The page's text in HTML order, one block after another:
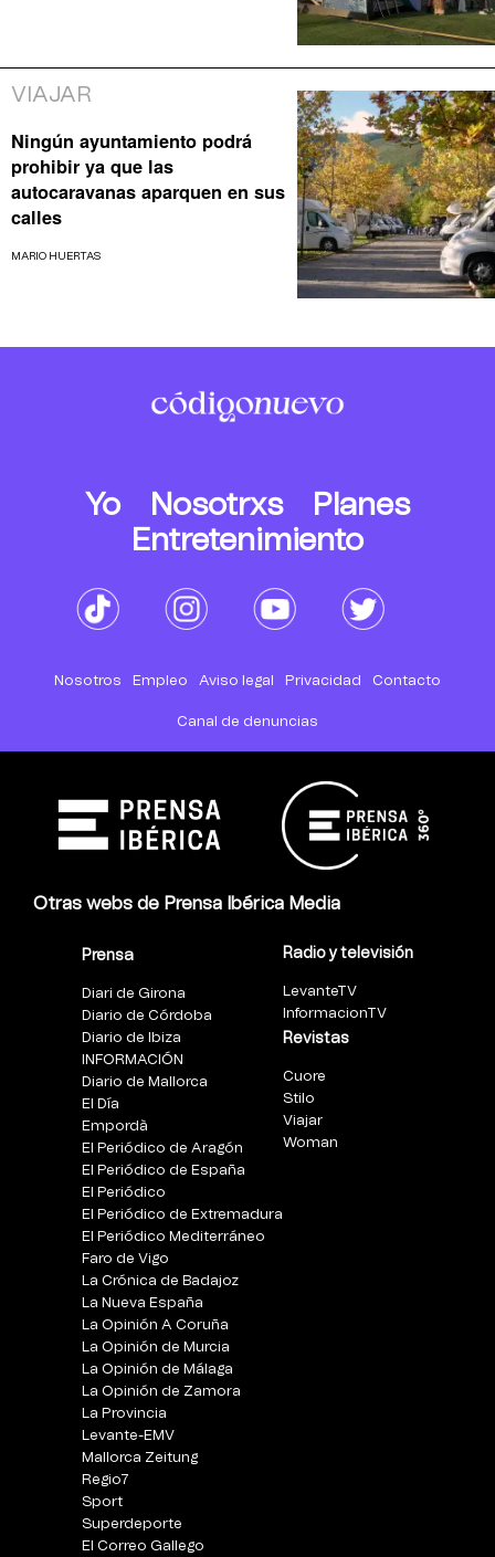
VIAJAR
Ningún ayuntamiento podrá
prohibir ya que las
autocaravanas aparquen en sus
calles
MARIO HUERTAS
Yo Nosotrxs
Planes
Entretenimiento
Nosotros Empleo Aviso legal Privacidad Contacto
Canal de denuncias
Otras webs de Prensa Ibérica Media
Prensa
Diari de Girona
Diario de Córdoba
Diario de Ibiza
INFORMACIÓN
Diario de Mallorca
El Día
Empordà
El Periódico de Aragón
El Periódico de España
El Periódico
El Periódico de Extremadura
El Periódico Mediterráneo
Faro de Vigo
La Crónica de Badajoz
La Nueva España
La Opinión A Coruña
La Opinión de Murcia
La Opinión de Málaga
La Opinión de Zamora
La Provincia
Levante-EMV
Mallorca Zeitung
Regio7
Sport
Superdeporte
El Correo Gallego
Radio y televisión
LevanteTV
InformacionTV
Revistas
Cuore
Stilo
Viajar
Woman